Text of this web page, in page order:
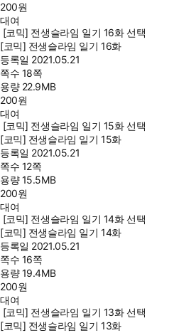
200원
대여
[코믹] 전생슬라임 일기 16화 선택
[코믹] 전생슬라임 일기 16화
등록일 2021.05.21
쪽수 18쪽
용량 22.9MB
200원
대여
[코믹] 전생슬라임 일기 15화 선택
[코믹] 전생슬라임 일기 15화
등록일 2021.05.21
쪽수 12쪽
용량15.5MB
200원
대여
[코믹] 전생슬라임 일기 14화 선택
[코믹] 전생슬라임 일기 14화
등록일 2021.05.21
쪽수 16쪽
용량19.4MB
200원
대여
[코믹] 전생슬라임 일기 13화 선택
[코믹] 전생슬라임 일기 13화